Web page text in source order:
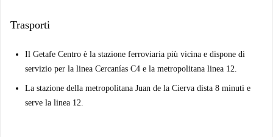
Trasporti
Il Getafe Centro è la stazione ferroviaria più vicina e dispone di
servizio per la linea Cercanías C4 e la metropolitana linea 12.
La stazione della metropolitana Juan de la Cierva dista 8 minuti e
serve la linea 12.